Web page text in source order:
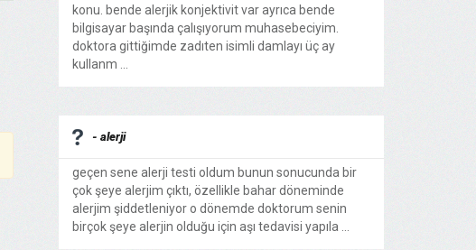
konu. bende alerjik konjektivit var ayrıca bende
bilgisayar başında çalışıyorum muhasebeciyim.
doktora gittiğimde zadıten isimli damlayı üç ay
kullanm ...
- alerji
geçen sene alerji testi oldum bunun sonucunda bir
çok şeye alerjim çıktı, özellikle bahar döneminde
alerjim şiddetleniyor o dönemde doktorum senin
birçok şeye alerjin olduğu için aşı tedavisi yapıla ...